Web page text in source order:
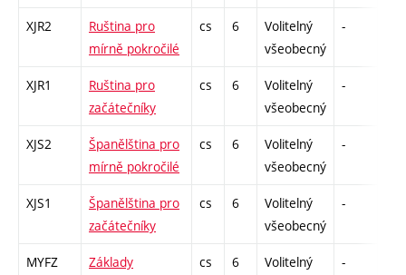
XJR2
Ruština pro
mírně pokročilé
cs 6
Volitelný
všeobecný
-
XJR1
Ruština pro
začátečníky
cs 6
Volitelný
všeobecný
-
XJS2
Španělština pro
mírně pokročilé
cs 6
Volitelný
všeobecný
-
XJS1
Španělština pro
začátečníky
cs 6
Volitelný
všeobecný
-
MYFZ
Základy
cs 6
Volitelný
-